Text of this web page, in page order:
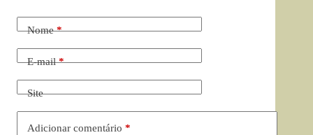
Nome*
E-mail*
Site
Adicionar comentário *